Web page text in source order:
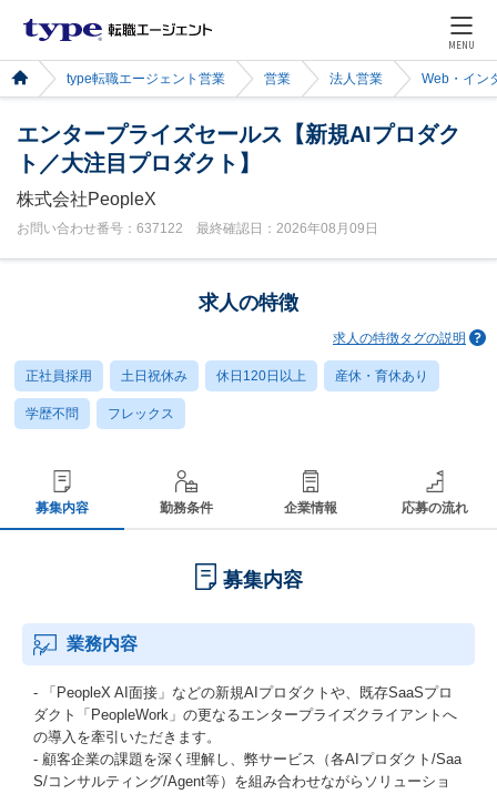
MENU
type転職エージェント営業 営業 法人営業 Web・イン
エンタープライズセールス【新規AIプロダク
ト／大注目プロダクト】
株式会社PeopleX
お問い合わせ番号：637122 最終確認日：2026年08月09日
求人の特徴
求人の特徴タグの説明
正社員採用 土日祝休み 休日120日以上 産休・育休あり
学歴不問 フレックス
募集内容 勤務条件 企業情報 応募の流れ
募集内容
業務内容
- 「PeopleX AI面接」などの新規AIプロダクトや、既存SaaSプロ
ダクト「PeopleWork」の更なるエンタープライズクライアントへ
の導入を牽引いただきます。
- 顧客企業の課題を深く理解し、弊サービス（各AIプロダクト/Saa
S/コンサルティング/Agent等）を組み合わせながらソリューショ